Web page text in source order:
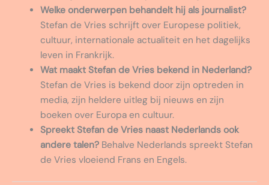
Welke onderwerpen behandelt hij als journalist?
Stefan de Vries schrijft over Europese politiek,
cultuur, internationale actualiteit en het dagelijks
leven in Frankrijk.
Wat maakt Stefan de Vries bekend in Nederland?
Stefan de Vries is bekend door zijn optreden in
media, zijn heldere uitleg bij nieuws en zijn
boeken over Europa en cultuur.
Spreekt Stefan de Vries naast Nederlands ook
andere talen?Behalve Nederlands spreekt Stefan
de Vries vloeiend Frans en Engels.